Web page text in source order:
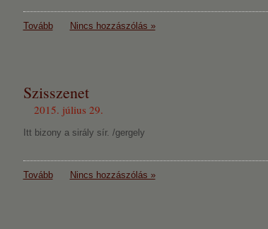
Tovább Nincs hozzászólás »
Szisszenet
2015. július 29.
Itt bizony a sirály sír. /gergely
Tovább Nincs hozzászólás »